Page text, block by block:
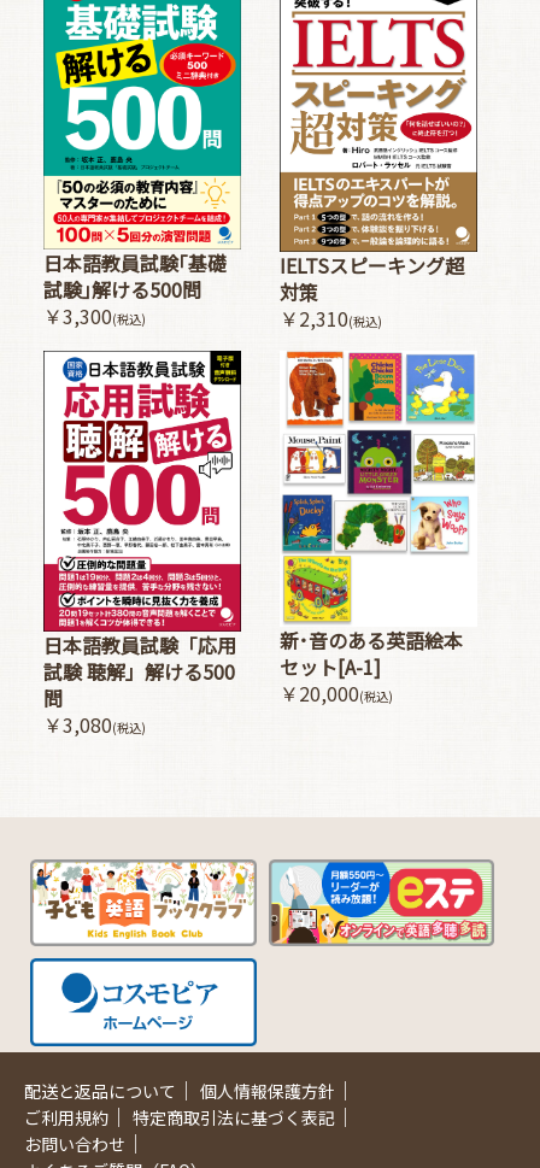
日本語教員試験｢基礎
試験｣解ける500問
￥3,300(税込)
IELTSスピーキング超
対策
￥2,310(税込)
日本語教員試験「応用
試験 聴解」解ける500
問
￥3,080(税込)
新･音のある英語絵本
セット[A-1]
￥20,000(税込)
配送と返品について ｜ 個人情報保護方針 ｜
ご利用規約 ｜ 特定商取引法に基づく表記 ｜
お問い合わせ ｜